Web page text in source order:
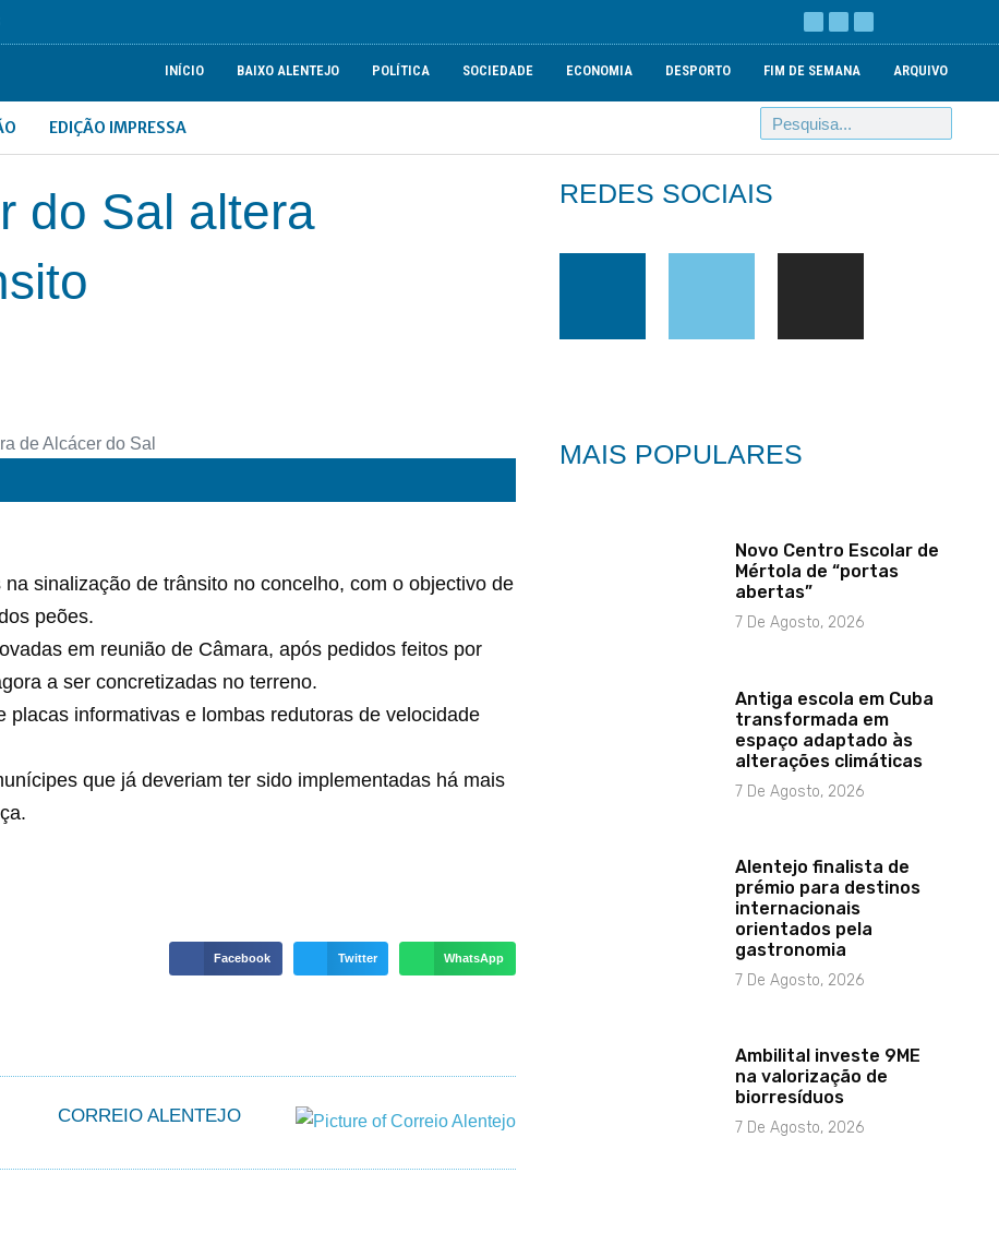
INÍCIO BAIXO ALENTEJO POLÍTICA SOCIEDADE ECONOMIA DESPORTO FIM DE SEMANA ARQUIVO
EDIÇÃO IMPRESSA
do Sal altera
sinalização de trânsito no concelho, com o objectivo de
peões.
em reunião de Câmara, após pedidos feitos por
a ser concretizadas no terreno.
informativas e lombas redutoras de velocidade
que já deveriam ter sido implementadas há mais
Facebook Twitter WhatsApp
CORREIO ALENTEJO
REDES SOCIAIS
MAIS POPULARES
Novo Centro Escolar de
Mértola de “portas
abertas”
7 De Agosto, 2026
Antiga escola em Cuba
transformada em
espaço adaptado às
alterações climáticas
7 De Agosto, 2026
Alentejo finalista de
prémio para destinos
internacionais
orientados pela
gastronomia
7 De Agosto, 2026
Ambilital investe 9ME
na valorização de
biorresíduos
7 De Agosto, 2026